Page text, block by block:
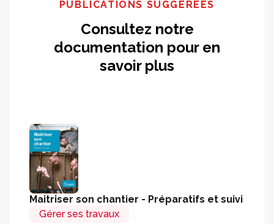
PUBLICATIONS SUGGÉRÉES
Consultez notre
documentation pour en
savoir plus
Maitriser son chantier - Préparatifs et suivi
Gérer ses travaux